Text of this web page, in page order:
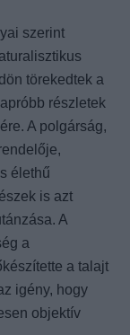
szerint
törekedtek a
részletek
A polgárság,
élethű
is azt
A
a
a talajt
igény, hogy
objektív